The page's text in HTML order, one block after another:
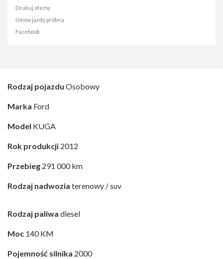
Drukuj ofertę
Umów jazdę próbną
Facebook
Rodzaj pojazdu Osobowy
Marka Ford
Model KUGA
Rok produkcji 2012
Przebieg 291 000 km
Rodzaj nadwozia terenowy / suv
Rodzaj paliwa diesel
Moc 140 KM
Pojemność silnika 2000